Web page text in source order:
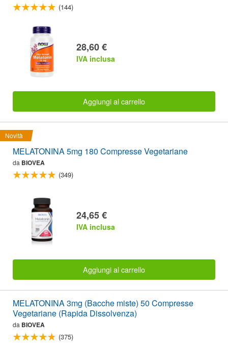
(144)
28,60 €
IVA inclusa
Aggiungi al carrello
Novità
MELATONINA 5mg 180 Compresse Vegetariane
da BIOVEA
(349)
24,65 €
IVA inclusa
Aggiungi al carrello
MELATONINA 3mg (Bacche miste) 50 Compresse
Vegetariane (Rapida Dissolvenza)
da BIOVEA
(375)